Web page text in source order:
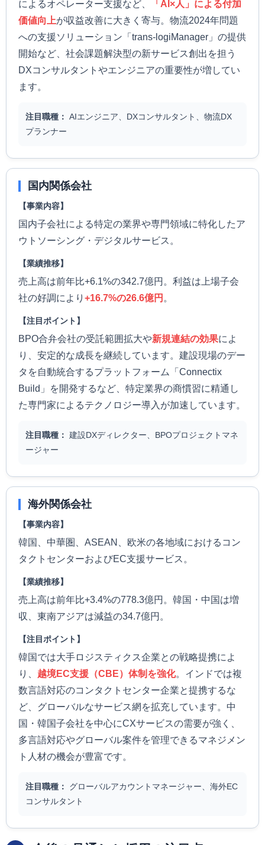
によるオペレーター支援など、
「AI×人」による付加
価値向上が収益改善に大きく寄与。物流2024年問題
への支援ソリューション「trans-logiManager」の提供
開始など、社会課題解決型の新サービス創出を担う
DXコンサルタントやエンジニアの重要性が増してい
ます。
注目職種： AIエンジニア、DXコンサルタント、物流DX
プランナー
国内関係会社
【事業内容】
国内子会社による特定の業界や専門領域に特化したア
ウトソーシング・デジタルサービス。
【業績推移】
売上高は前年比+6.1%の342.7億円。利益は上場子会
社の好調により +16.7%の26.6億円 。
【注目ポイント】
BPO合弁会社の受託範囲拡大や新規連結の効果によ
り、安定的な成長を継続しています。建設現場のデー
タを自動統合するプラットフォーム「Connectix
Build」を開発するなど、特定業界の商慣習に精通し
た専門家によるテクノロジー導入が加速しています。
注目職種： 建設DXディレクター、BPOプロジェクトマネ
ージャー
海外関係会社
【事業内容】
韓国、中華圏、ASEAN、欧米の各地域におけるコン
タクトセンターおよびEC支援サービス。
【業績推移】
売上高は前年比+3.4%の778.3億円。韓国・中国は増
収、東南アジアは減益の34.7億円。
【注目ポイント】
韓国では大手ロジスティクス企業との戦略提携によ
り、 越境EC支援（CBE）体制を強化。インドでは複
数言語対応のコンタクトセンター企業と提携するな
ど、グローバルなサービス網を拡充しています。中
国・韓国子会社を中心にCXサービスの需要が強く、
多言語対応やグローバル案件を管理できるマネジメン
ト人材の機会が豊富です。
注目職種：
グローバルアカウントマネージャー、海外EC
コンサルタント